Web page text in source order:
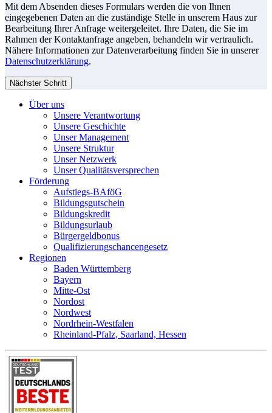
Mit dem Absenden dieses Formulars werden die von Ihnen
eingegebenen Daten an die zuständige Stelle in unserem Haus zur
Bearbeitung Ihrer Anfrage weitergeleitet. Ihre Daten, die Sie im
Rahmen der Kontaktanfrage angeben, behandeln wir vertraulich.
Nähere Informationen zur Datenverarbeitung finden Sie in unserer
Datenschutzerklärung.
Nächster Schritt
Über uns
Unsere Verantwortung
Unsere Geschichte
Unser Management
Unsere Struktur
Unser Netzwerk
Unser Qualitätsversprechen
Förderung
Aufstiegs-BAföG
Bildungsgutschein
Bildungskredit
Bildungsurlaub
Bürgergeldbonus
Qualifizierungschancengesetz
Regionen
Baden Württemberg
Bayern
Mitte-Ost
Nordost
Nordwest
Nordrhein-Westfalen
Rheinland-Pfalz, Saarland, Hessen